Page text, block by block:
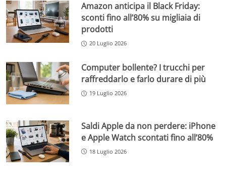
Amazon anticipa il Black Friday:
sconti fino all’80% su migliaia di
prodotti
20 Luglio 2026
Computer bollente? I trucchi per
raffreddarlo e farlo durare di più
19 Luglio 2026
Saldi Apple da non perdere: iPhone
e Apple Watch scontati fino all’80%
18 Luglio 2026